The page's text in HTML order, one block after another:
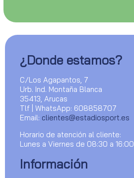
¿Donde estamos?
C/Los Agapantos, 7
Urb. Ind. Montaña Blanca
35413, Arucas
Tlf | WhatsApp: 608858707
Email: clientes@estadiosport.es
Horario de atención al cliente:
Lunes a Viernes de 08:30 a 16:00
Información